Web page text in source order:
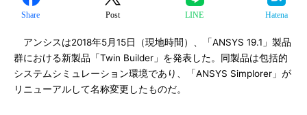
Share Post LINE Hatena
アンシスは2018年5月15日（現地時間）、「ANSYS 19.1」製品
群における新製品「Twin Builder」を発表した。同製品は包括的
システムシミュレーション環境であり、「ANSYS Simplorer」が
リニューアルして名称変更したものだ。